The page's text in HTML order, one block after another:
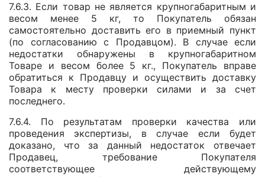
7.6.3. Если товар не является крупногабаритным и
весом менее 5 кг, то Покупатель обязан
самостоятельно доставить его в приемный пункт
(по согласованию с Продавцом). В случае если
недостатки обнаружены в крупногабаритном
Товаре и весом более 5 кг., Покупатель вправе
обратиться к Продавцу и осуществить доставку
Товара к месту проверки силами и за счет
последнего.
7.6.4. По результатам проверки качества или
проведения экспертизы, в случае если будет
доказано, что за данный недостаток отвечает
Продавец, требование Покупателя
соответствующее действующему